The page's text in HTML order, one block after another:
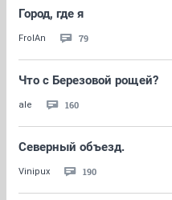
Город, где я
FrolAn 79
Что с Березовой рощей?
ale 160
Северный объезд.
Vinipux 190